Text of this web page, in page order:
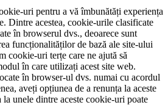
uri pentru a vă îmbunătăți experiența
Dintre acestea, cookie-urile clasificate
în browserul dvs., deoarece sunt
funcționalităților de bază ale site-ului
cookie-uri terțe care ne ajută să
în care utilizați acest site web.
în browser-ul dvs. numai cu acordul
aveți opțiunea de a renunța la aceste
unele dintre aceste cookie-uri poate